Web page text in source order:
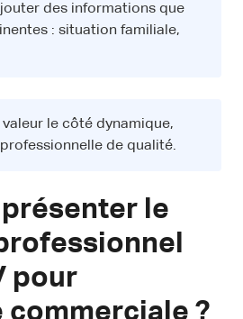
des informations que
: situation familiale,
le côté dynamique,
de qualité.
le
pour
commerciale ?